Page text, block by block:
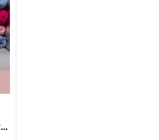
Minicryl 20 nystan a25g./fp.